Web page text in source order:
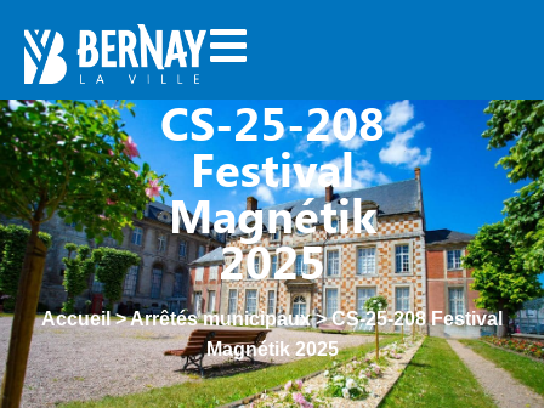
CS-25-208
Festival
Magnétik
2025
Accueil>Arrêtés municipaux>CS-25-208 Festival
Magnétik 2025